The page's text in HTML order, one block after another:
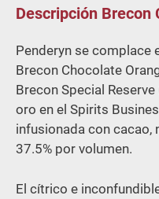
f
5
Descripción Brecon
Penderyn se complace
Brecon Chocolate
Brecon Special
oro en el Spirits
infusionada con cacao,
37.5% por volumen.
El cítrico e